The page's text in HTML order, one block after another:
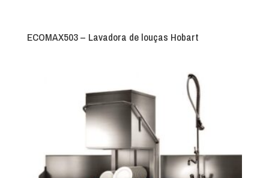
ECOMAX503 – Lavadora de louças Hobart